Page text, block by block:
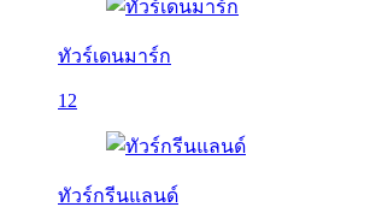
ทัวร์เดนมาร์ก
12
ทัวร์กรีนแลนด์